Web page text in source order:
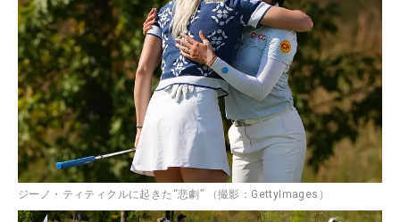
ジーノ・ティティクルに起きた“悲劇” （撮影：GettyImages）